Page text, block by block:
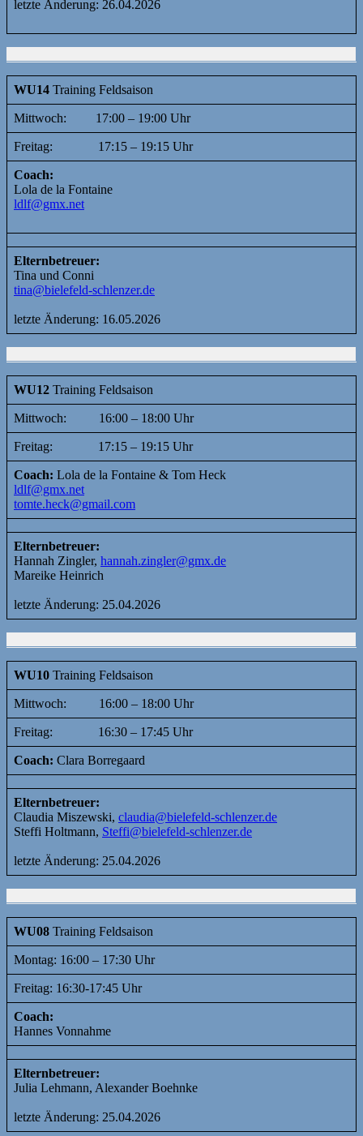
letzte Änderung: 26.04.2026
WU14 Training Feldsaison
Mittwoch: 17:00 – 19:00 Uhr
Freitag: 17:15 – 19:15 Uhr
Coach:
Lola de la Fontaine
ldlf@gmx.net
Elternbetreuer:
Tina und Conni
tina@bielefeld-schlenzer.de
letzte Änderung: 16.05.2026
WU12 Training Feldsaison
Mittwoch: 16:00 – 18:00 Uhr
Freitag: 17:15 – 19:15 Uhr
Coach: Lola de la Fontaine & Tom Heck
ldlf@gmx.net
tomte.heck@gmail.com
Elternbetreuer:
Hannah Zingler, hannah.zingler@gmx.de
Mareike Heinrich
letzte Änderung: 25.04.2026
WU10 Training Feldsaison
Mittwoch: 16:00 – 18:00 Uhr
Freitag: 16:30 – 17:45 Uhr
Coach: Clara Borregaard
Elternbetreuer:
Claudia Miszewski, claudia@bielefeld-schlenzer.de
Steffi Holtmann, Steffi@bielefeld-schlenzer.de
letzte Änderung: 25.04.2026
WU08 Training Feldsaison
Montag: 16:00 – 17:30 Uhr
Freitag: 16:30-17:45 Uhr
Coach:
Hannes Vonnahme
Elternbetreuer:
Julia Lehmann, Alexander Boehnke
letzte Änderung: 25.04.2026